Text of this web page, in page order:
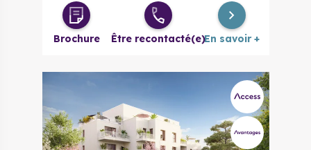
3 pièces
évolutif
à partir de 257 975 €
Brochure Être recontacté(e)En savoir +